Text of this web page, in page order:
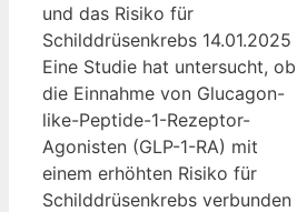
und das Risiko für
Schilddrüsenkrebs 14.01.2025
Eine Studie hat untersucht, ob
die Einnahme von Glucagon-
like-Peptide-1-Rezeptor-
Agonisten (GLP-1-RA) mit
einem erhöhten Risiko für
Schilddrüsenkrebs verbunden